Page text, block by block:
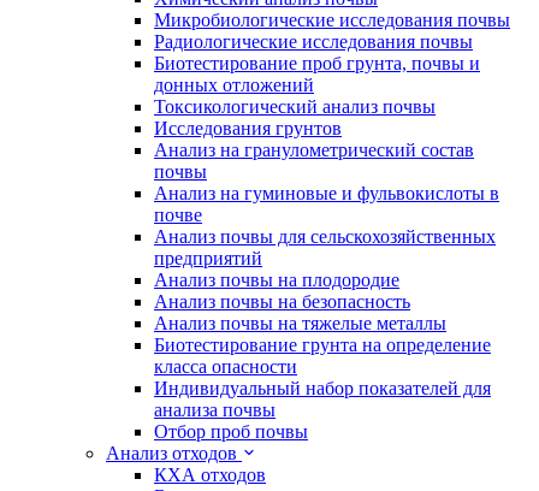
Микробиологические исследования почвы
Радиологические исследования почвы
Биотестирование проб грунта, почвы и
донных отложений
Токсикологический анализ почвы
Исследования грунтов
Анализ на гранулометрический состав
почвы
Анализ на гуминовые и фульвокислоты в
почве
Анализ почвы для сельскохозяйственных
предприятий
Анализ почвы на плодородие
Анализ почвы на безопасность
Анализ почвы на тяжелые металлы
Биотестирование грунта на определение
класса опасности
Индивидуальный набор показателей для
анализа почвы
Отбор проб почвы
Анализ отходов
КХА отходов